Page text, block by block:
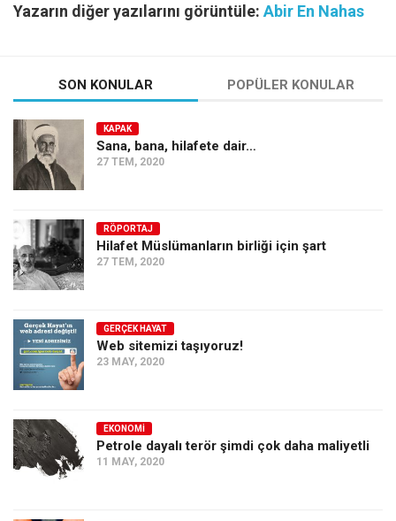
Yazarın diğer yazılarını görüntüle: Abir En Nahas
SON KONULAR POPÜLER KONULAR
KAPAK
Sana, bana, hilafete dair…
27 TEM, 2020
RÖPORTAJ
Hilafet Müslümanların birliği için şart
27 TEM, 2020
GERÇEK HAYAT
Web sitemizi taşıyoruz!
23 MAY, 2020
EKONOMI
Petrole dayalı terör şimdi çok daha maliyetli
11 MAY, 2020